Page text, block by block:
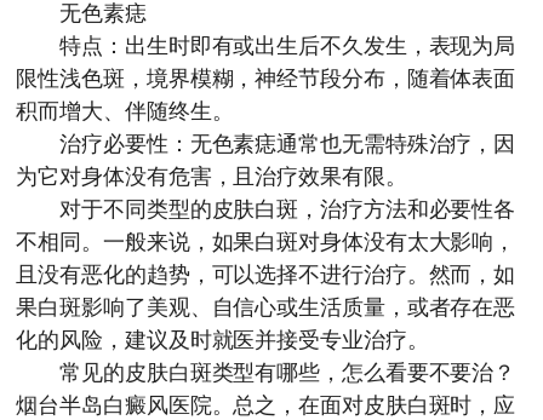
无色素痣
特点：出生时即有或出生后不久发生，表现为局
限性浅色斑，境界模糊，神经节段分布，随着体表面
积而增大、伴随终生。
治疗必要性：无色素痣通常也无需特殊治疗，因
为它对身体没有危害，且治疗效果有限。
对于不同类型的皮肤白斑，治疗方法和必要性各
不相同。一般来说，如果白斑对身体没有太大影响，
且没有恶化的趋势，可以选择不进行治疗。然而，如
果白斑影响了美观、自信心或生活质量，或者存在恶
化的风险，建议及时就医并接受专业治疗。
常见的皮肤白斑类型有哪些，怎么看要不要治？
烟台半岛白癜风医院。总之，在面对皮肤白斑时，应